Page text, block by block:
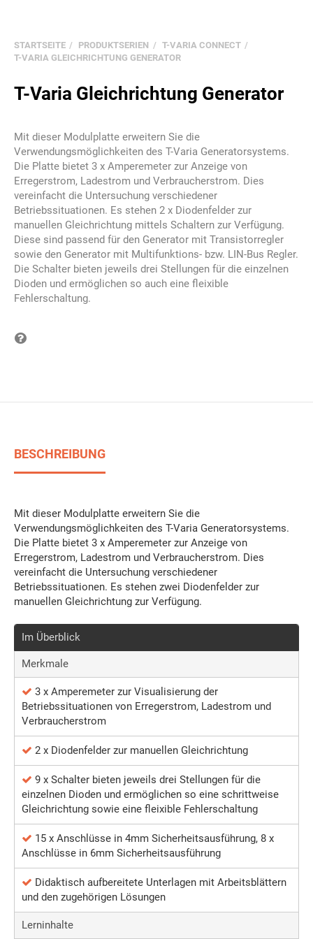
STARTSEITE PRODUKTSERIEN
T-VARIA CONNECT
T-VARIA GLEICHRICHTUNG GENERATOR
T-Varia Gleichrichtung Generator
Mit dieser Modulplatte erweitern Sie die
Verwendungsmöglichkeiten des T-Varia Generatorsystems.
Die Platte bietet 3 x Amperemeter zur Anzeige von
Erregerstrom, Ladestrom und Verbraucherstrom. Dies
vereinfacht die Untersuchung verschiedener
Betriebssituationen. Es stehen 2 x Diodenfelder zur
manuellen Gleichrichtung mittels Schaltern zur Verfügung.
Diese sind passend für den Generator mit Transistorregler
sowie den Generator mit Multifunktions- bzw. LIN-Bus Regler.
Die Schalter bieten jeweils drei Stellungen für die einzelnen
Dioden und ermöglichen so auch eine fleixible
Fehlerschaltung.
BESCHREIBUNG
Mit dieser Modulplatte erweitern Sie die
Verwendungsmöglichkeiten des T-Varia Generatorsystems.
Die Platte bietet 3 x Amperemeter zur Anzeige von
Erregerstrom, Ladestrom und Verbraucherstrom. Dies
vereinfacht die Untersuchung verschiedener
Betriebssituationen. Es stehen zwei Diodenfelder zur
manuellen Gleichrichtung zur Verfügung.
Im Überblick
Merkmale
3 x Amperemeter zur Visualisierung der
Betriebssituationen von Erregerstrom, Ladestrom und
Verbraucherstrom
2 x Diodenfelder zur manuellen Gleichrichtung
9 x Schalter bieten jeweils drei Stellungen für die
einzelnen Dioden und ermöglichen so eine schrittweise
Gleichrichtung sowie eine fleixible Fehlerschaltung
15 x Anschlüsse in 4mm Sicherheitsausführung, 8 x
Anschlüsse in 6mm Sicherheitsausführung
Didaktisch aufbereitete Unterlagen mit Arbeitsblättern
und den zugehörigen Lösungen
Lerninhalte